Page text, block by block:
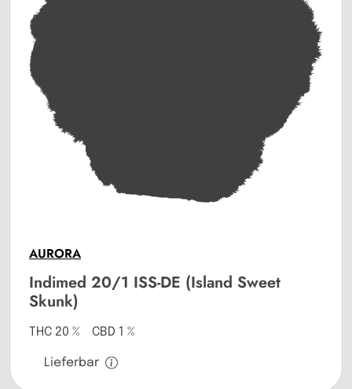
AURORA
Indimed 20/1 ISS-DE (Island Sweet
Skunk)
THC 20 % CBD 1 %
Lieferbar